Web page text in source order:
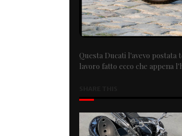
Questa Ducati l'avevo postata
lavoro fatto ecco che appena